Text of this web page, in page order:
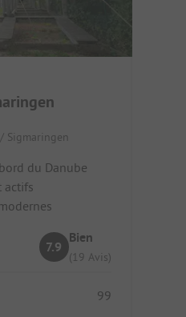
Sigmaringen
du Danube
actifs
7.9
Bien
(19 Avis)
99